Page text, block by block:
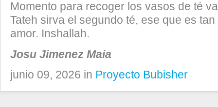
Momento para recoger los vasos de té
Tateh sirva el segundo té, ese que es
amor. Inshallah.
Josu Jimenez Maia
junio 09, 2026 in Proyecto Bubisher